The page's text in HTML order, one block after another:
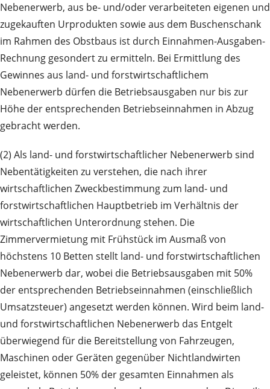
Nebenerwerb, aus be- und/oder verarbeiteten eigenen und
zugekauften Urprodukten sowie aus dem Buschenschank
im Rahmen des Obstbaus ist durch Einnahmen-Ausgaben-
Rechnung gesondert zu ermitteln. Bei Ermittlung des
Gewinnes aus land- und forstwirtschaftlichem
Nebenerwerb dürfen die Betriebsausgaben nur bis zur
Höhe der entsprechenden Betriebseinnahmen in Abzug
gebracht werden.
(2) Als land- und forstwirtschaftlicher Nebenerwerb sind
Nebentätigkeiten zu verstehen, die nach ihrer
wirtschaftlichen Zweckbestimmung zum land- und
forstwirtschaftlichen Hauptbetrieb im Verhältnis der
wirtschaftlichen Unterordnung stehen. Die
Zimmervermietung mit Frühstück im Ausmaß von
höchstens 10 Betten stellt land- und forstwirtschaftlichen
Nebenerwerb dar, wobei die Betriebsausgaben mit 50%
der entsprechenden Betriebseinnahmen (einschließlich
Umsatzsteuer) angesetzt werden können. Wird beim land-
und forstwirtschaftlichen Nebenerwerb das Entgelt
überwiegend für die Bereitstellung von Fahrzeugen,
Maschinen oder Geräten gegenüber Nichtlandwirten
geleistet, können 50% der gesamten Einnahmen als